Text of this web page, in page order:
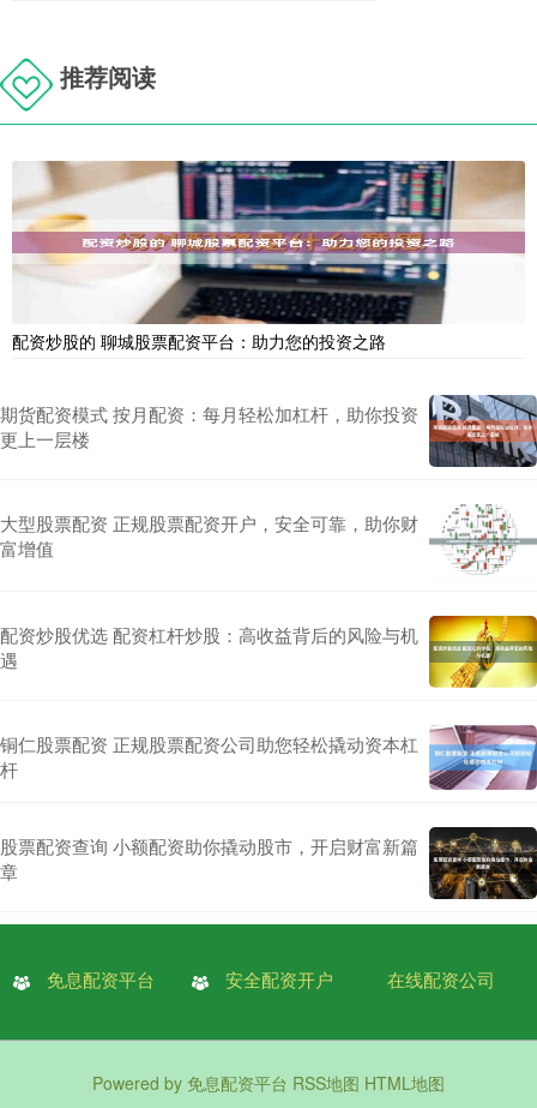
推荐阅读
配资炒股的 聊城股票配资平台：助力您的投资之路
期货配资模式 按月配资：每月轻松加杠杆，助你投资
更上一层楼
大型股票配资 正规股票配资开户，安全可靠，助你财
富增值
配资炒股优选 配资杠杆炒股：高收益背后的风险与机
遇
铜仁股票配资 正规股票配资公司助您轻松撬动资本杠
杆
股票配资查询 小额配资助你撬动股市，开启财富新篇
章
免息配资平台 安全配资开户 在线配资公司
Powered by 免息配资平台 RSS地图 HTML地图